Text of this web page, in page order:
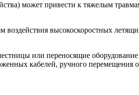
может привести к тяжелым
воздействия высокоскоростных
или переносящие
кабелей, ручного перемещения